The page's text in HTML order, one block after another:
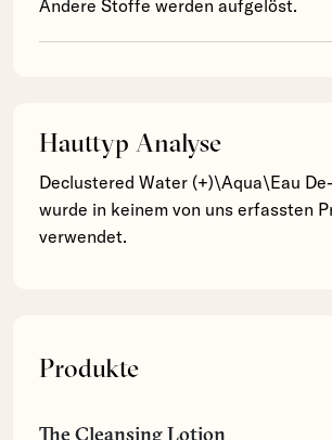
Andere Stoffe werden aufgelöst.
Hauttyp Analyse
Declustered Water (+)\Aqua\Eau
wurde in keinem von uns erfassten
verwendet.
Produkte
The Cleansing Lotion